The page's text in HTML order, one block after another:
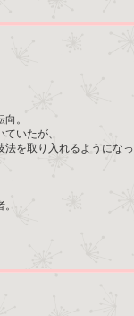
。
いたが、
法を取り入れるようになっ